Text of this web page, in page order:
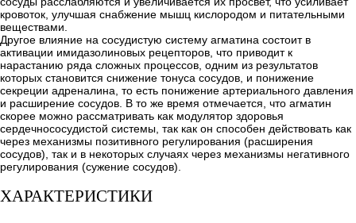
кровоток, улучшая снабжение мышц кислородом и питательными
веществами.
Другое влияние на сосудистую систему агматина состоит в
активации имидазолиновых рецепторов, что приводит к
нарастанию ряда сложных процессов, одним из результатов
которых становится снижение тонуса сосудов, и понижение
секреции адреналина, то есть понижение артериального давления
и расширение сосудов. В то же время отмечается, что агматин
скорее можно рассматривать как модулятор здоровья
сердечнососудистой системы, так как он способен действовать как
через механизмы позитивного регулирования (расширения
сосудов), так и в некоторых случаях через механизмы негативного
регулирования (сужение сосудов).
ХАРАКТЕРИСТИКИ